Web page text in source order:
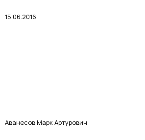
15.06.2016
Аванесов Марк Артурович